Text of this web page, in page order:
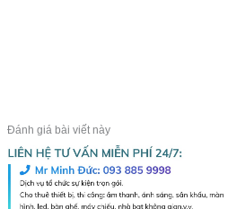
Đánh giá bài viết này